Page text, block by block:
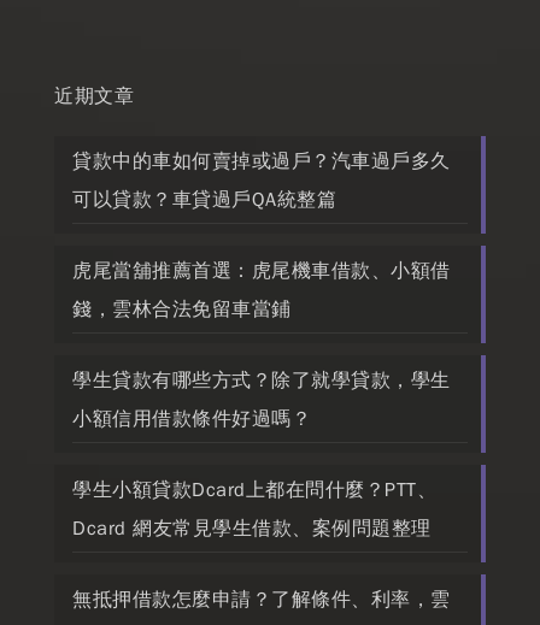
近期文章
貸款中的車如何賣掉或過戶？汽車過戶多久
可以貸款？車貸過戶QA統整篇
虎尾當舖推薦首選：虎尾機車借款、小額借
錢，雲林合法免留車當鋪
學生貸款有哪些方式？除了就學貸款，學生
小額信用借款條件好過嗎？
學生小額貸款Dcard上都在問什麼？PTT、
Dcard 網友常見學生借款、案例問題整理
無抵押借款怎麼申請？了解條件、利率，雲